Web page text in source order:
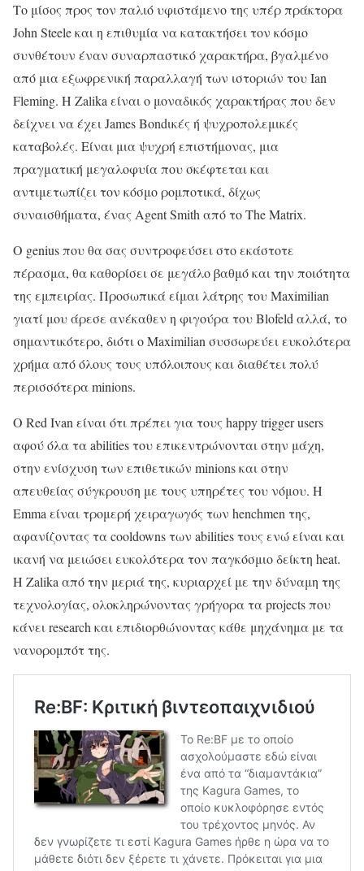
Το μίσος προς τον παλιό υφιστάμενο της υπέρ πράκτορα
John Steele και η επιθυμία να κατακτήσει τον κόσμο
συνθέτουν έναν συναρπαστικό χαρακτήρα, βγαλμένο
από μια εξωφρενική παραλλαγή των ιστοριών του Ian
Fleming. Η Zalika είναι ο μοναδικός χαρακτήρας που δεν
δείχνει να έχει James Bondικές ή ψυχροπολεμικές
καταβολές. Είναι μια ψυχρή επιστήμονας, μια
πραγματική μεγαλοφυία που σκέφτεται και
αντιμετωπίζει τον κόσμο ρομποτικά, δίχως
συναισθήματα, ένας Agent Smith από το The Matrix.
O genius που θα σας συντροφεύσει στο εκάστοτε
πέρασμα, θα καθορίσει σε μεγάλο βαθμό και την ποιότητα
της εμπειρίας. Προσωπικά είμαι λάτρης του Maximilian
γιατί μου άρεσε ανέκαθεν η φιγούρα του Blofeld αλλά, το
σημαντικότερο, διότι ο Maximilian συσσωρεύει ευκολότερα
χρήμα από όλους τους υπόλοιπους και διαθέτει πολύ
περισσότερα minions.
Ο Red Ivan είναι ότι πρέπει για τους happy trigger users
αφού όλα τα abilities του επικεντρώνονται στην μάχη,
στην ενίσχυση των επιθετικών minions και στην
απευθείας σύγκρουση με τους υπηρέτες του νόμου. Η
Emma είναι τρομερή χειραγωγός των henchmen της,
αφανίζοντας τα cooldowns των abilities τους ενώ είναι και
ικανή να μειώσει ευκολότερα τον παγκόσμιο δείκτη heat.
Η Zalika από την μεριά της, κυριαρχεί με την δύναμη της
τεχνολογίας, ολοκληρώνοντας γρήγορα τα projects που
κάνει research και επιδιορθώνοντας κάθε μηχάνημα με τα
νανορομπότ της.